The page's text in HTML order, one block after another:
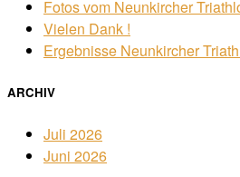
Fotos vom Neunkircher
Vielen Dank !
Ergebnisse Neunkircher
ARCHIV
Juli 2026
Juni 2026